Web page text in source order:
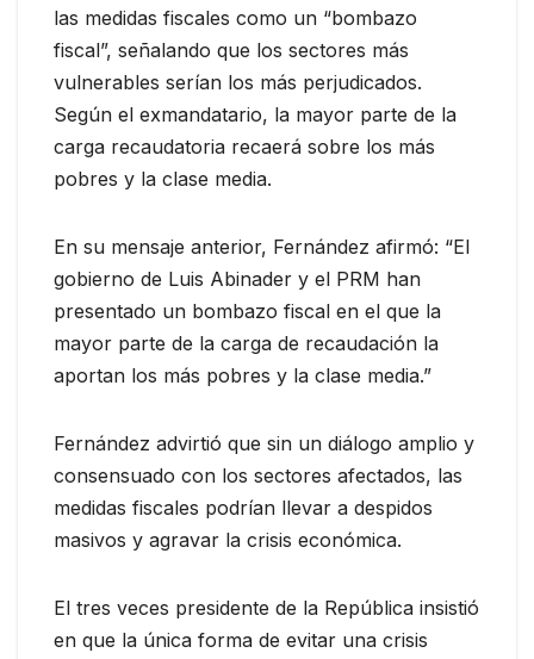
las medidas fiscales como un “bombazo
fiscal”, señalando que los sectores más
vulnerables serían los más perjudicados.
Según el exmandatario, la mayor parte de la
carga recaudatoria recaerá sobre los más
pobres y la clase media.
En su mensaje anterior, Fernández afirmó: “El
gobierno de Luis Abinader y el PRM han
presentado un bombazo fiscal en el que la
mayor parte de la carga de recaudación la
aportan los más pobres y la clase media.”
Fernández advirtió que sin un diálogo amplio y
consensuado con los sectores afectados, las
medidas fiscales podrían llevar a despidos
masivos y agravar la crisis económica.
El tres veces presidente de la República insistió
en que la única forma de evitar una crisis